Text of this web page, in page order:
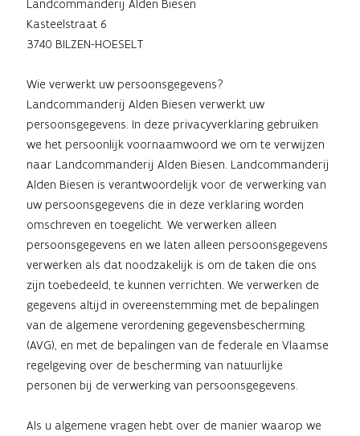
Landcommanderij Alden Biesen
Kasteelstraat 6
3740 BILZEN-HOESELT
Wie verwerkt uw persoonsgegevens?
Landcommanderij Alden Biesen verwerkt uw
persoonsgegevens. In deze privacyverklaring gebruiken
we het persoonlijk voornaamwoord we om te verwijzen
naar Landcommanderij Alden Biesen. Landcommanderij
Alden Biesen is verantwoordelijk voor de verwerking van
uw persoonsgegevens die in deze verklaring worden
omschreven en toegelicht. We verwerken alleen
persoonsgegevens en we laten alleen persoonsgegevens
verwerken als dat noodzakelijk is om de taken die ons
zijn toebedeeld, te kunnen verrichten. We verwerken de
gegevens altijd in overeenstemming met de bepalingen
van de algemene verordening gegevensbescherming
(AVG), en met de bepalingen van de federale en Vlaamse
regelgeving over de bescherming van natuurlijke
personen bij de verwerking van persoonsgegevens.
Als u algemene vragen hebt over de manier waarop we